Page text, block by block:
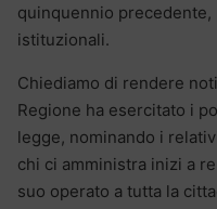
quinquennio
istituzionali.
Chiediamo di rendere
Regione ha esercitato i
legge, nominando i
chi ci amministra inizi a
suo operato a tutta la